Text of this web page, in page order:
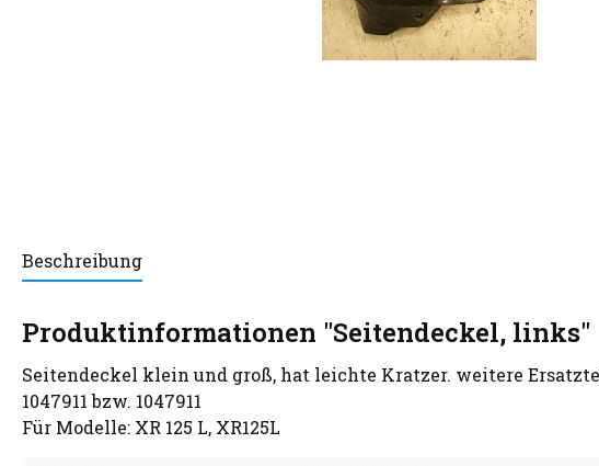
Beschreibung
Produktinformationen "Seitendeckel, links"
Seitendeckel klein und groß, hat leichte Kratzer. weitere
1047911 bzw. 1047911
Für Modelle: XR 125 L, XR125L